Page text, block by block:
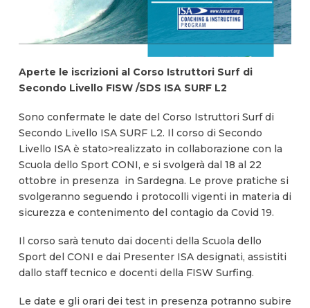
Aperte le iscrizioni al Corso Istruttori Surf di
Secondo Livello FISW /SDS ISA SURF L2
Sono confermate le date del Corso Istruttori Surf di
Secondo Livello ISA SURF L2. Il corso di Secondo
Livello ISA è stato>realizzato in collaborazione con la
Scuola dello Sport CONI, e si svolgerà dal 18 al 22
ottobre in presenza in Sardegna. Le prove pratiche si
svolgeranno seguendo i protocolli vigenti in materia di
sicurezza e contenimento del contagio da Covid 19.
Il corso sarà tenuto dai docenti della Scuola dello
Sport del CONI e dai Presenter ISA designati, assistiti
dallo staff tecnico e docenti della FISW Surfing.
Le date e gli orari dei test in presenza potranno subire